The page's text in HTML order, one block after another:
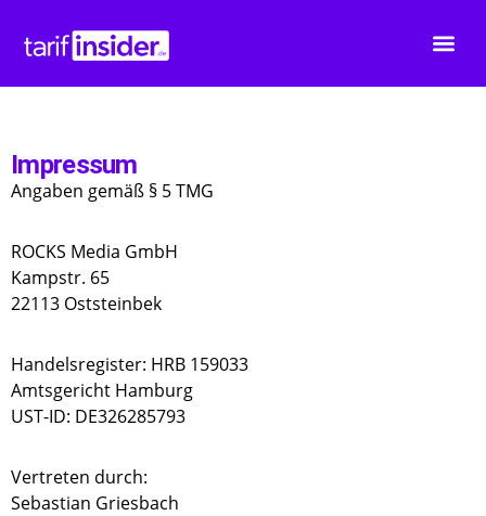
Impressum
Angaben gemäß § 5 TMG
ROCKS Media GmbH
Kampstr. 65
22113 Oststeinbek
Handelsregister: HRB 159033
Amtsgericht Hamburg
UST-ID: DE326285793
Vertreten durch:
Sebastian Griesbach